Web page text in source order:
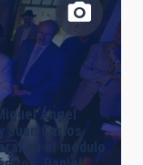
ORDEN
Ángel
Juan Carlos
en el módulo